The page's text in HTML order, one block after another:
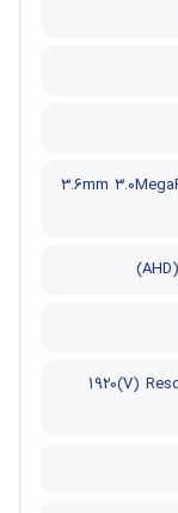
3.6mm
2560(H) × 1920(V)